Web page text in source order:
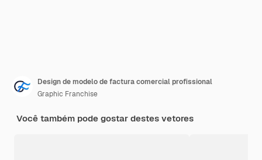
Design de modelo de factura comercial profissional
Graphic Franchise
Você também pode gostar destes vetores